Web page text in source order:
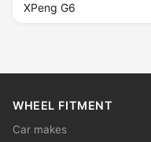
XPeng G6
WHEEL FITMENT
Car makes